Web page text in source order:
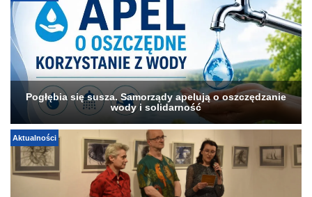
Pogłębia się susza. Samorządy apelują o oszczędzanie
wody i solidarność
Aktualności